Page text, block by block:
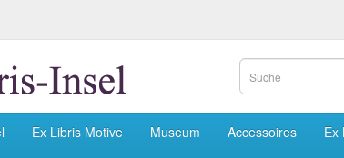
Ex Libris Motive Museum Accessoires Ex